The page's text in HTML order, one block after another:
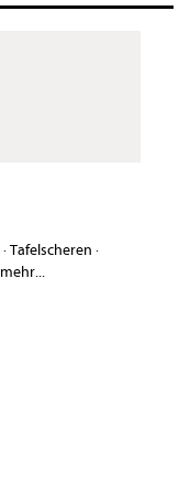
·Tafelscheren ·
mehr...